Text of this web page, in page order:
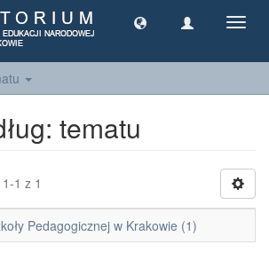
tematu
1 z 1
Pedagogicznej w Krakowie (1)